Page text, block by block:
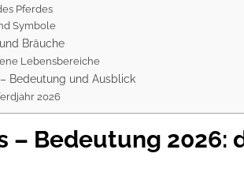
Pferdes
Symbole
Bräuche
Lebensbereiche
Bedeutung und Ausblick
2026
– Bedeutung 2026: